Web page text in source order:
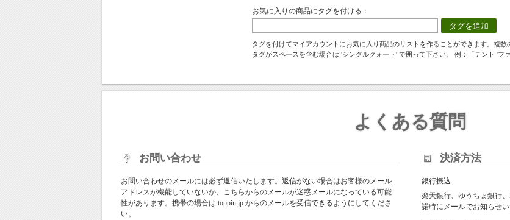
お気に入りの商品にタグを付ける：
タグを追加
タグを付けてマイアカウントにお気に入り商品のリストを作ることができます。複数
タグがスペースを含む場合は 'シングルクォート' で囲って下さい。 例：「テント 'フ
よくある質問
お問い合わせ
お問い合わせのメールには必ず返信いたします。返信がない場合はお客様のメール
アドレスが機能していないか、こちらからのメールが迷惑メールになっている可能
性があります。携帯の場合は toppin.jp からのメールを受信できるようにしてくださ
い。
決済方法
銀行振込
楽天銀行、ゆうちょ銀行
諾時にメールでお知らせい